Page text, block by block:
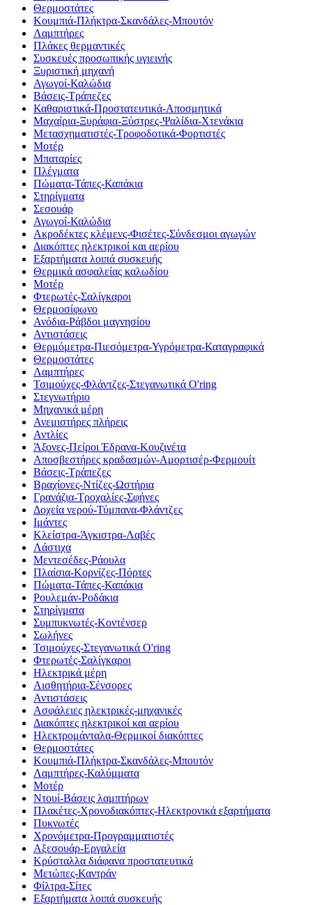
Θερμοστάτες
Κουμπιά-Πλήκτρα-Σκανδάλες-Μπουτόν
Λαμπτήρες
Πλάκες θερμαντικές
Συσκευές προσωπικής υγιεινής
Ξυριστική μηχανή
Αγωγοί-Καλώδια
Βάσεις-Τράπεζες
Καθαριστικά-Προστατευτικά-Αποσμητικά
Μαχαίρια-Ξυράφια-Ξύστρες-Ψαλίδια-Χτενάκια
Μετασχηματιστές-Τροφοδοτικά-Φορτιστές
Μοτέρ
Μπαταρίες
Πλέγματα
Πώματα-Τάπες-Καπάκια
Στηρίγματα
Σεσουάρ
Αγωγοί-Καλώδια
Ακροδέκτες κλέμενς-Φισέτες-Σύνδεσμοι αγωγών
Διακόπτες ηλεκτρικοί και αερίου
Εξαρτήματα λοιπά συσκευής
Θερμικά ασφαλείας καλωδίου
Μοτέρ
Φτερωτές-Σαλίγκαροι
Θερμοσίφωνο
Ανόδια-Ράβδοι μαγνησίου
Αντιστάσεις
Θερμόμετρα-Πιεσόμετρα-Υγρόμετρα-Καταγραφικά
Θερμοστάτες
Λαμπτήρες
Τσιμούχες-Φλάντζες-Στεγανωτικά O'ring
Στεγνωτήριο
Μηχανικά μέρη
Ανεμιστήρες πλήρεις
Αντλίες
Άξονες-Πείροι Έδρανα-Κουζινέτα
Αποσβεστήρες κραδασμών-Αμορτισέρ-Φερμουίτ
Βάσεις-Τράπεζες
Βραχίονες-Ντίζες-Ωστήρια
Γρανάζια-Τροχαλίες-Σφήνες
Δοχεία νερού-Τύμπανα-Φλάντζες
Ιμάντες
Κλείστρα-Άγκιστρα-Λαβές
Λάστιχα
Μεντεσέδες-Ράουλα
Πλαίσια-Κορνίζες-Πόρτες
Πώματα-Τάπες-Καπάκια
Ρουλεμάν-Ροδάκια
Στηρίγματα
Συμπυκνωτές-Κοντένσερ
Σωλήνες
Τσιμούχες-Στεγανωτικά O'ring
Φτερωτές-Σαλίγκαροι
Ηλεκτρικά μέρη
Αισθητήρια-Σένσορες
Αντιστάσεις
Ασφάλειες ηλεκτρικές-μηχανικές
Διακόπτες ηλεκτρικοί και αερίου
Ηλεκτρομάνταλα-Θερμικοί διακόπτες
Θερμοστάτες
Κουμπιά-Πλήκτρα-Σκανδάλες-Μπουτόν
Λαμπτήρες-Καλύμματα
Μοτέρ
Ντουί-Βάσεις λαμπτήρων
Πλακέτες-Χρονοδιακόπτες-Ηλεκτρονικά εξαρτήματα
Πυκνωτές
Χρονόμετρα-Προγραμματιστές
Αξεσουάρ-Εργαλεία
Κρύσταλλα διάφανα προστατευτικά
Μετώπες-Καντράν
Φίλτρα-Σίτες
Εξαρτήματα λοιπά συσκευής